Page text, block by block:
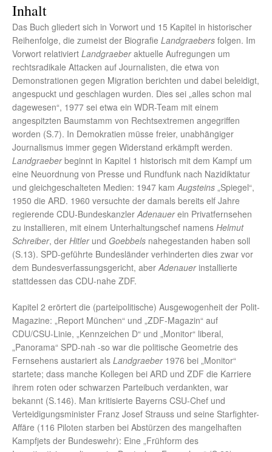
Inhalt
Das Buch gliedert sich in Vorwort und 15 Kapitel in historischer
Reihenfolge, die zumeist der Biografie Landgraebers folgen. Im
Vorwort relativiert Landgraeberaktuelle Aufregungen um
rechtsradikale Attacken auf Journalisten, die etwa von
Demonstrationen gegen Migration berichten und dabei beleidigt,
angespuckt und geschlagen wurden. Dies sei „alles schon mal
dagewesen“, 1977 sei etwa ein WDR-Team mit einem
angespitzten Baumstamm von Rechtsextremen angegriffen
worden (S.7). In Demokratien müsse freier, unabhängiger
Journalismus immer gegen Widerstand erkämpft werden.
Landgraeberbeginnt in Kapitel 1 historisch mit dem Kampf um
eine Neuordnung von Presse und Rundfunk nach Nazidiktatur
und gleichgeschalteten Medien: 1947 kamAugsteins „Spiegel“,
1950 die ARD. 1960 versuchte der damals bereits elf Jahre
regierende CDU-BundeskanzlerAdenauerein Privatfernsehen
zu installieren, mit einem Unterhaltungschef namens Helmut
Schreiber, der Hitlerund Goebbels nahegestanden haben soll
(S.13). SPD-geführte Bundesländer verhinderten dies zwar vor
dem Bundesverfassungsgericht, aberAdenauerinstallierte
stattdessen das CDU-nahe ZDF.
Kapitel 2 erörtert die (parteipolitische) Ausgewogenheit der Polit-
Magazine: „Report München“ und „ZDF-Magazin“ auf
CDU/CSU-Linie, „Kennzeichen D“ und „Monitor“ liberal,
„Panorama“ SPD-nah -so war die politische Geometrie des
Fernsehens austariert als Landgraeber1976 bei „Monitor“
startete; dass manche Kollegen bei ARD und ZDF die Karriere
ihrem roten oder schwarzen Parteibuch verdankten, war
bekannt (S.146). Man kritisierte Bayerns CSU-Chef und
Verteidigungsminister Franz Josef Strauss und seine Starfighter-
Affäre (116 Piloten starben bei Abstürzen des mangelhaften
Kampfjets der Bundeswehr): Eine „Frühform des